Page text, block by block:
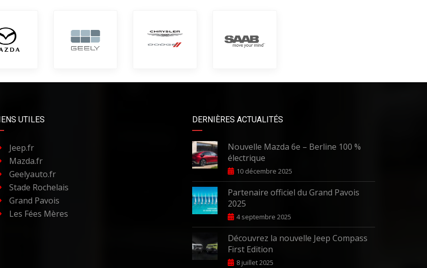
UTILES
Jeep.fr
Mazda.fr
Geelyauto.fr
Stade Rochelais
Grand Pavois
Les Fées Mères
DERNIÈRES ACTUALITÉS
Nouvelle Mazda 6e – Berline 100 %
électrique
10 décembre 2025
Partenaire officiel du Grand Pavois
2025
4 septembre 2025
Découvrez la nouvelle Jeep Compass
First Edition
8 juillet 2025